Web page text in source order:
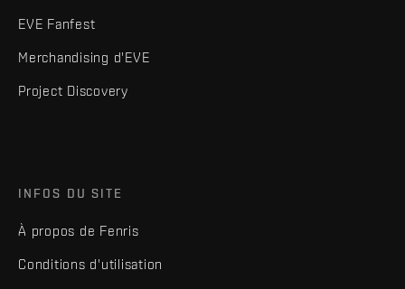
EVE Fanfest
Merchandising d'EVE
Project Discovery
INFOS DU SITE
À propos de Fenris
Conditions d'utilisation